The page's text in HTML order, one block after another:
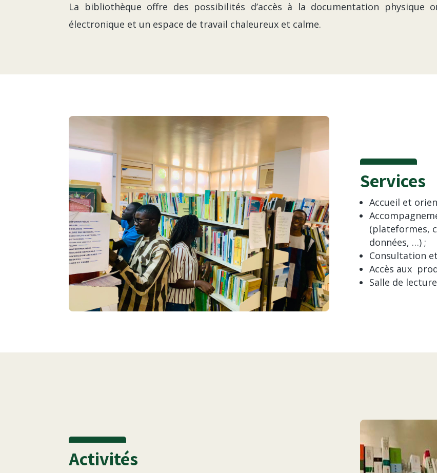
La bibliothèque offre des possibilités d’accès à la documentation physique
électronique et un espace de travail chaleureux et calme.
Services
Accueil et
(plateformes,
données, …) ;
Consultation
Accès aux
Salle de
Activités